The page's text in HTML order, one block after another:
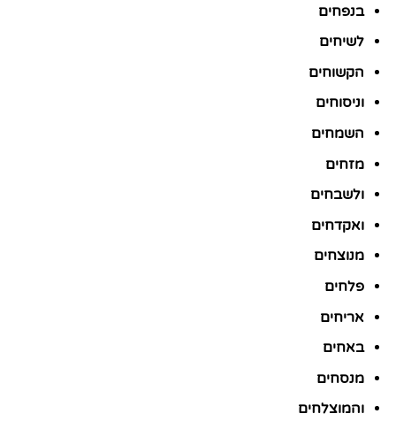
בנפחים
לשיחים
הקשוחים
וניסוחים
השמחים
מזחים
ולשבחים
ואקדחים
מנוצחים
פלחים
אריחים
באחים
מנסחים
והמוצלחים